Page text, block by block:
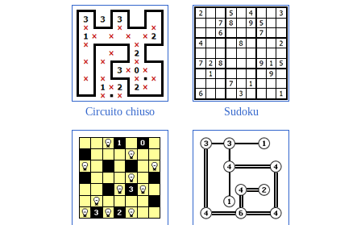
Circuito chiuso Sudoku